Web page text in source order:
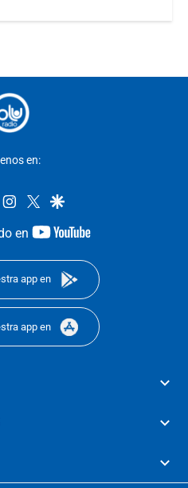
en:
facebookinstagram
twittergoogle
en
youtube-
app en
app en